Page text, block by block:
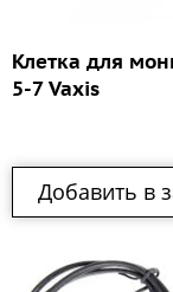
Клетка для
5-7 Vaxis
Добавить в